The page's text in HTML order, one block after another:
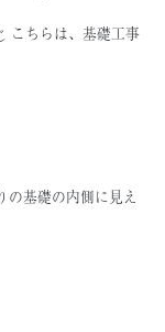
こちらは、基礎工事
の基礎の内側に見え